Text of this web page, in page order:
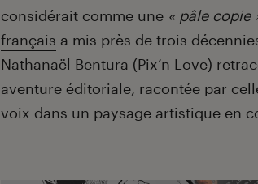
considérait comme une « pâle copie
français a mis près de trois
Nathanaël Bentura (Pix’n Love)
aventure éditoriale, racontée par
voix dans un paysage artistique en